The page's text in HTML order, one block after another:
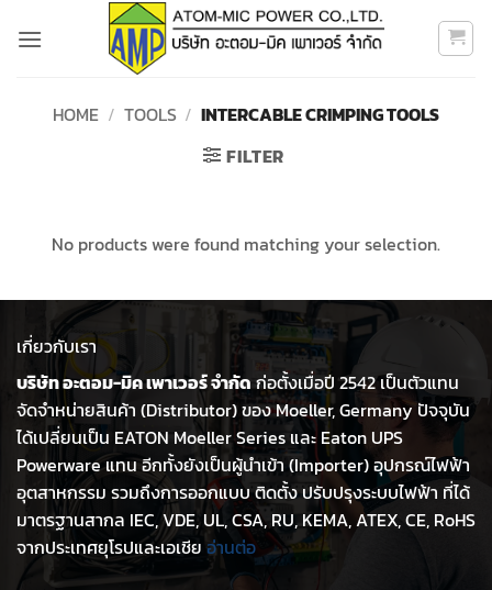
HOME / TOOLS / INTERCABLE CRIMPING TOOLS
FILTER
No products were found matching your selection.
เกี่ยวกับเรา
บริษัท อะตอม-มิค เพาเวอร์ จำกัดก่อตั้งเมื่อปี 2542 เป็นตัวแทน
จัดจำหน่ายสินค้า (Distributor) ของ Moeller, Germany ปัจจุบัน
ได้เปลี่ยนเป็น EATON Moeller Series และ Eaton UPS
Powerware แทน อีกทั้งยังเป็นผู้นำเข้า (Importer) อุปกรณ์ไฟฟ้า
อุตสาหกรรม รวมถึงการออกแบบ ติดตั้ง ปรับปรุงระบบไฟฟ้า ที่ได้
มาตรฐานสากล IEC, VDE, UL, CSA, RU, KEMA, ATEX, CE, RoHS
จากประเทศยุโรปและเอเชียอ่านต่อ